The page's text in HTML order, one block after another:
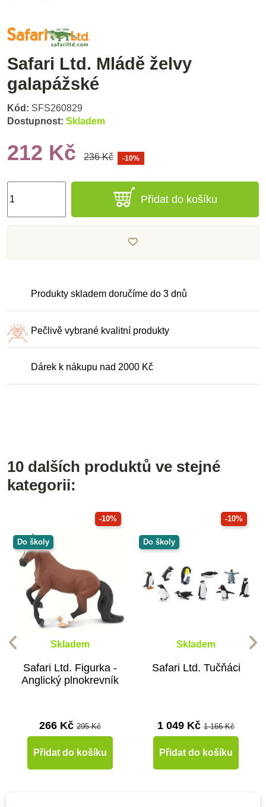
Safari Ltd. Mládě želvy
galapážské
Kód: SFS260829
Dostupnost: Skladem
212 Kč 236 Kč -10%
Přidat do košíku
Produkty skladem doručíme do 3 dnů
Pečlivě vybrané kvalitní produkty
Dárek k nákupu nad 2000 Kč
10 dalších produktů ve stejné
kategorii:
-10%
Do školy
Skladem
Safari Ltd. Figurka -
Anglický plnokrevník
266 Kč 295 Kč
Přidat do košíku
-10%
Do školy
Skladem
Safari Ltd. Tučňáci
1 049 Kč 1 166 Kč
Přidat do košíku